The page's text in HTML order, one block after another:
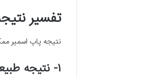
تفسیر
نتیجه پاپ اسمیر
۱- نتیجه طبیعی تست